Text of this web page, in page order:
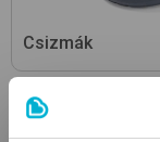
Csizmák